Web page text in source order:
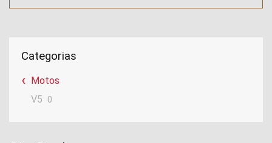
Categorias
Motos
V5
0